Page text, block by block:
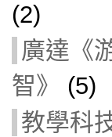
(2)
廣達《
智》
(5)
教學科